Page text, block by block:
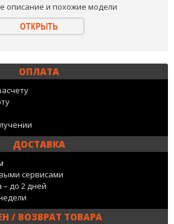
описание и похожие модели
ОТКРЫТЬ
ОПЛАТА
ДОСТАВКА
сервисами
– до 2 дней
/ ВОЗВРАТ ТОВАРА